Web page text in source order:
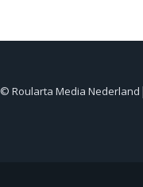
© Roularta Media Nederland